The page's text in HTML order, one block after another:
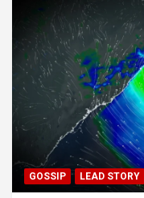
GOSSIP LEAD STORY